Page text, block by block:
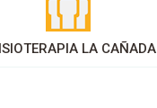
LA CAÑADA